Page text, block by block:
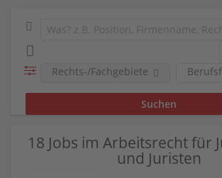
Rechts-/Fachgebiete
18 Jobs im Arbeitsrecht für
und Juristen